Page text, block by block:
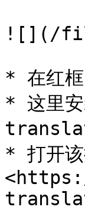
![](/
* 在红框
* 这里安
* 打开该